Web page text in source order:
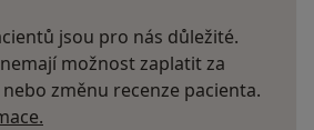
jsou pro nás důležité.
možnost zaplatit za
změnu recenze pacienta.